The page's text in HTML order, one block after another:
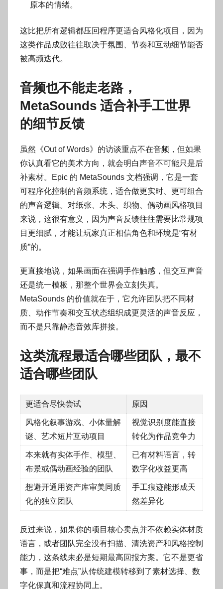
原本的情绪。
这比把所有逻辑都压回程序更适合风格化项目，因为
这类作品成败往往取决于氛围、节奏和互动细节能否
被高频迭代。
音频也不能走老路，
MetaSounds 适合补手工世界
的细节反馈
虽然《Out of Words》的访谈重点不在音频，但如果
你认真看它的美术方向，就会明白声音不可能只是后
补素材。Epic 的 MetaSounds 文档强调，它是一套
可程序化控制的音频系统，适合做更实时、更可组合
的声音逻辑。对纸张、木头、织物、偶动画风格项目
来说，这很有意义，因为声音反馈往往需要比常规项
目更细腻，才能让玩家真正相信角色和环境是“有材
质”的。
更直接地说，如果画面在强调手作触感，但交互声音
还是统一模板，那整个世界会立刻失真。
MetaSounds 的价值就在于，它允许团队把不同材
质、动作节奏和交互状态组织成更灵活的声音反应，
而不是只靠静态音效库拼接。
这类流程最适合哪些团队，最不
适合哪些团队
更适合尽快尝试 原因
风格化叙事游戏、小体量解
谜、艺术短片互动项目
视觉识别度能直接
转化为作品竞争力
本来就有实体手作、模型、
布景或偶动画经验的团队
已有材料语言，转
数字化收益更高
想避开通用资产库审美同质
化的独立团队
手工痕迹能形成天
然差异化
反过来说，如果你的项目核心卖点并不依赖实体材质
语言，或者团队完全没有扫描、清洗资产和风格控制
能力，这条线未必是短期最高回报方案。它不是更省
事，而是把“难点”从传统建模转移到了素材选择、数
字化保真和流程协同上。